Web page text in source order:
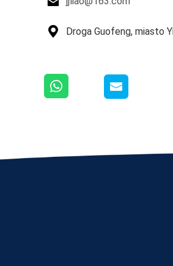
 Droga Guofeng, miasto